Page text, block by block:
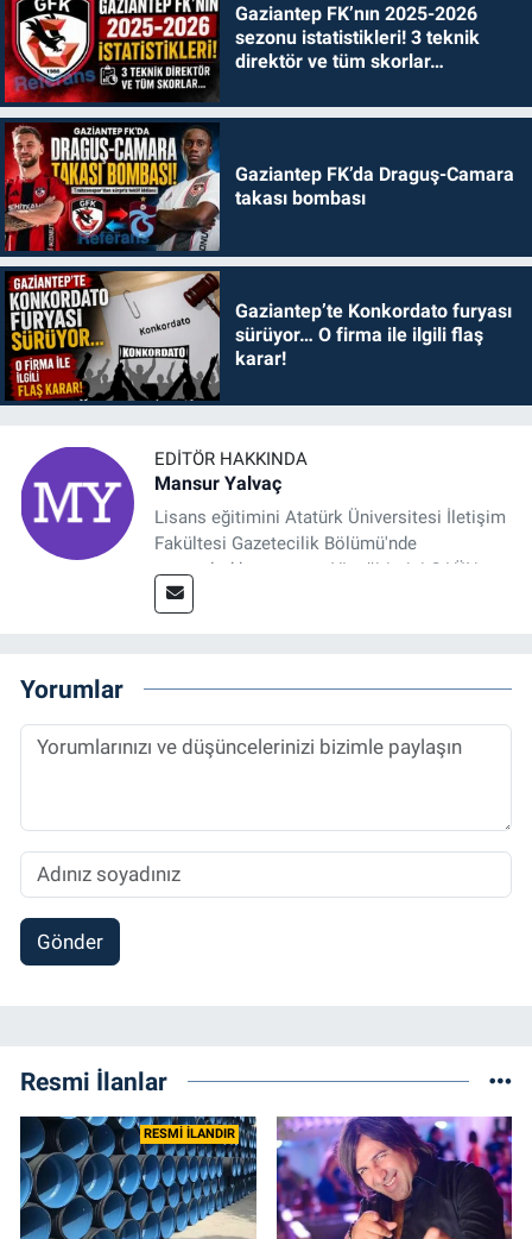
Gaziantep FK’nın 2025-2026
sezonu istatistikleri! 3 teknik
direktör ve tüm skorlar…
Gaziantep FK’da Draguş-Camara
takası bombası
Gaziantep’te Konkordato furyası
sürüyor… O firma ile ilgili flaş
karar!
EDITÖR HAKKINDA
Mansur Yalvaç
Lisans eğitimini Atatürk Üniversitesi İletişim
Fakültesi Gazetecilik Bölümü'nde
tamamladıktan sonra, YL eğitimini GAÜN
Sosyal Bilimler Enstitüsü'nde İletişim ve T. D.
Spor, Sağlık ve Ekonomi Editörü olarak
sürdürmektedir.
Yorumlar
Gönder
Resmi İlanlar
RESMİ İLANDIR